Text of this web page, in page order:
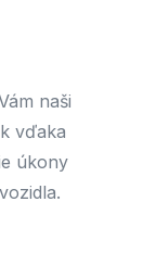
naši
vďaka
úkony